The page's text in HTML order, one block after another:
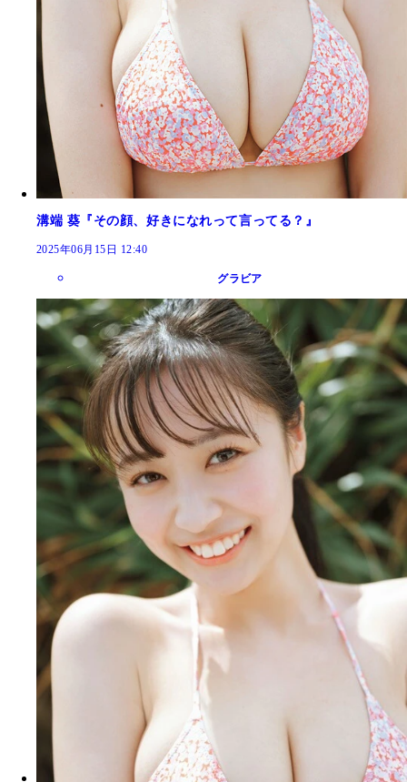
溝端 葵『その顔、好きになれって言ってる？』
2025年06月15日 12:40
グラビア